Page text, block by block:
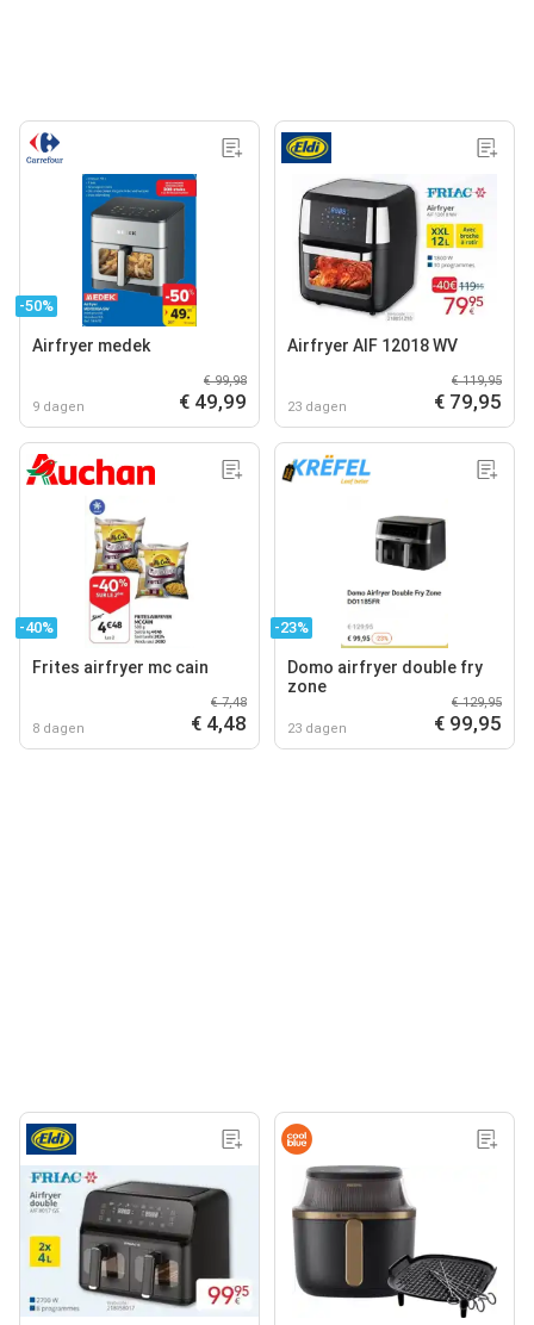
-50%
Airfryer medek
9 dagen
€ 99,98
€ 49,99
Airfryer AIF 12018 WV
23 dagen
€ 119,95
€ 79,95
-40%
Frites airfryer mc cain
8 dagen
€ 7,48
€ 4,48
-23%
Domo airfryer double fry
zone
23 dagen
€ 129,95
€ 99,95